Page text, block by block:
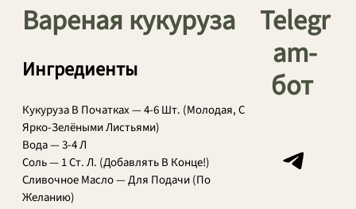
Вареная кукуруза
Ингредиенты
Кукуруза В Початках — 4-6 Шт. (Молодая, С
Ярко-Зелёными Листьями)
Вода — 3-4 Л
Соль — 1 Ст. Л. (Добавлять В Конце!)
Сливочное Масло — Для Подачи (По
Желанию)
Telegr
am-
бот
Telegram